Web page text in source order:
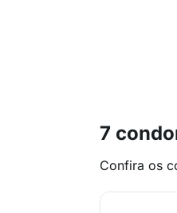
7
Confira os